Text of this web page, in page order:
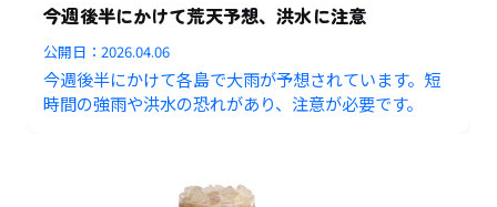
今週後半にかけて荒天予想、洪水に注意
公開日：2026.04.06
今週後半にかけて各島で大雨が予想されています。短
時間の強雨や洪水の恐れがあり、注意が必要です。